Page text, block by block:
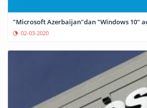
"Microsoft Azerbaijan"dan "Windows 10"
02-03-2020